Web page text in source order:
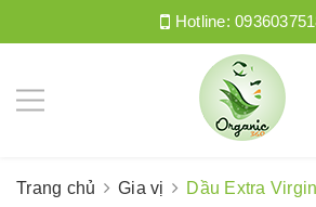
Hotline:
Trang chủ Gia vị
Dầu Extra